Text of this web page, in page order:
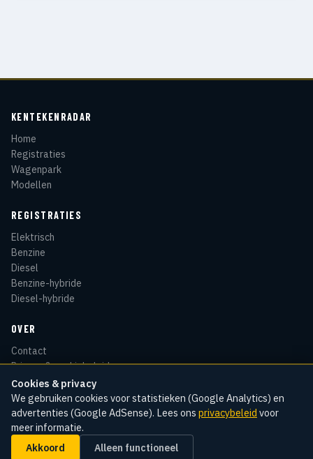
Cookies & privacy
We gebruiken cookies voor statistieken (Google Analytics) en
advertenties (Google AdSense). Lees ons privacybeleid voor
meer informatie.
Akkoord Alleen functioneel
KENTEKENRADAR
Home
Registraties
Wagenpark
Modellen
REGISTRATIES
Elektrisch
Benzine
Diesel
Benzine-hybride
Diesel-hybride
OVER
Contact
Privacy & cookiebeleid
Disclaimer
Sitemap
© 2026 Kentekenradar